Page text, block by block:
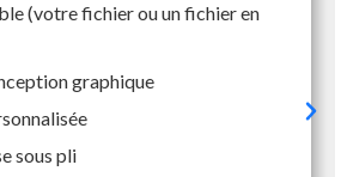
(votre fichier ou un fichier en
graphique
sous pli